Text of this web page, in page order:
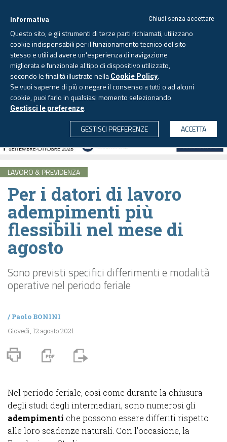
CERCA
Venerdì, 7 agosto 2026 - Aggiornato alle 6.00
LAVORO & PREVIDENZA
Per i datori di lavoro
adempimenti più
flessibili nel mese di
agosto
Sono previsti specifici differimenti e modalità
operative nel periodo feriale
/Paolo BONINI
Giovedì, 12 agosto 2021
Nel periodo feriale, così come durante la chiusura
degli studi degli intermediari, sono numerosi gli
adempimenti che possono essere differiti rispetto
alle loro scadenze naturali. Con l’occasione, la
Chiudi senza accettare
Informativa
Questo sito, e gli strumenti di terze parti richiamati, utilizzano
cookie indispensabili per il funzionamento tecnico del sito
stesso e utili ad avere un'esperienza di navigazione
migliorata e funzionale al tipo di dispositivo utilizzato,
secondo le finalità illustrate nella Cookie Policy.
Se vuoi saperne di più o negare il consenso a tutti o ad alcuni
cookie, puoi farlo in qualsiasi momento selezionando
Gestisci le preferenze.
GESTISCI PREFERENZE
ACCETTA